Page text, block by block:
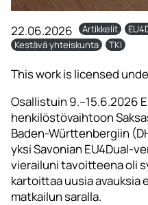
22.06.2026 Artikkelit
Kestävä yhteiskunta
TKI
This work is licensed
Osallistuin 9.–15.6.2026
henkilöstövaihtoon
Baden-Württenbergiin
yksi Savonian EU4Dual-
vierailuni tavoitteena oli
kartoittaa uusia avauksia
matkailun saralla.